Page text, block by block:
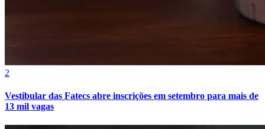
2
Vestibular das Fatecs abre inscrições em setembro para mais de
13 mil vagas